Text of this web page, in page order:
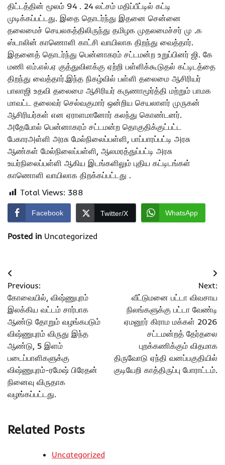
திட்டத்தின் மூலம் 94 . 24 லட்சம் மதிப்பீட்டில் கட்டி
முடிக்கப்பட்டது. இதை தொடர்ந்து இதனை சென்னை
தலைமைச் செயலகத்திலிருந்து தமிழக முதலமைச்சர் மு .க
ஸ்டாலின் காணொளி காட்சி வாயிலாக திறந்து வைத்தார்.
இதனைத் தொடர்ந்து பென்னாகரம் சட்டமன்ற உறுப்பினர் ஜி. கே
மணி எம்.எல்.ஏ குத்துவிளக்கு ஏற்றி பள்ளிக்கூடுதல் கட்டிடத்தை
திறந்து வைத்தார்.இந்த நிகழ்வில் பள்ளி தலைமை ஆசிரியர்
பாலாஜி உதவி தலைமை ஆசிரியர் கருணாமூர்த்தி மற்றும் பாமக
மாவட்ட தலைவர் செல்வகுமார் ஒன்றிய செயலாளர் முருகன்
ஆசிரியர்கள் என ஏராளமானோர் கலந்து கொண்டனர்.
அதேபோல் பென்னாகரம் சட்டமன்ற தொகுதிக்குட்பட்ட
பேகாரஅள்ளி அரசு மேல்நிலைப்பள்ளி, பாப்பாரப்பட்டி அரசு
ஆண்கள் மேல்நிலைப்பள்ளி, ஆலமரத்துப்பட்டி அரசு
உயர்நிலைப்பள்ளி ஆகிய இடங்களிலும் புதிய கட்டிடங்கள்
காணொளி வாயிலாக திறக்கப்பட்டது .
Total Views: 388
Facebook Twitter/X WhatsApp
Posted in Uncategorized
Post
navigation
Previous:
கோவையில், விஷ்ணுபுரம்
இலக்கிய வட்டம் சார்பாக
ஆண்டு தோறும் வழங்கபடும்
விஷ்ணுபுரம் விருது இந்த
ஆண்டு, 5 இளம்
படைப்பாளிகளுக்கு
விஷ்ணுபுரம்-ரமேஷ் பிரேதன்
நினைவு விருதாக
வழங்கப்பட்டது.
Next:
வீட்டுமனை பட்டா விவசாய
நிலங்களுக்கு பட்டா வேண்டி
ஏமனூர் கிராம மக்கள் 2026
சட்டமன்றத் தேர்தலை
புறக்கணிக்கும் விதமாக
திருவோடு ஏந்தி வனப்பகுதியில்
குடியேறி காத்திருப்பு போராட்டம்.
Related Posts
Uncategorized